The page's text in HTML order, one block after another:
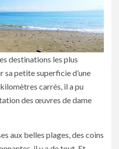
destinations les plus
sa petite superficie d’une
carrés, il a pu
des œuvres de dame
aux belles plages, des coins